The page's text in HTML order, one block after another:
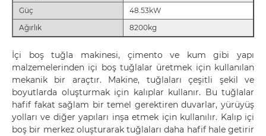
Güç
48.53kW
Ağırlık
8200kg
İçi boş tuğla makinesi, çimento ve kum gibi yapı
malzemelerinden içi boş tuğlalar üretmek için kullanılan
mekanik bir araçtır. Makine, tuğlaları çeşitli şekil ve
boyutlarda oluşturmak için kalıplar kullanır. Bu tuğlalar
hafif fakat sağlam bir temel gerektiren duvarlar, yürüyüş
yolları ve diğer yapıları inşa etmek için kullanılır. Kalıp içi
boş bir merkez oluşturarak tuğlaları daha hafif hale getirir